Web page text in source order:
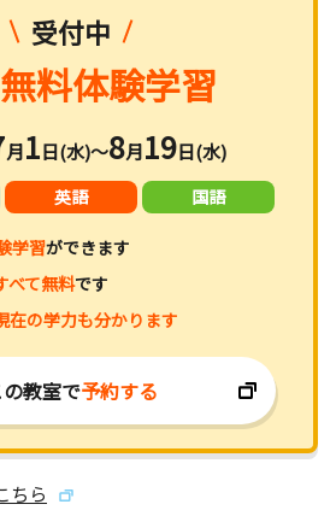
受付中
無料体験学習
月1日(水)～8月19日(水)
英語 国語
学習ができます
べて無料です
在の学力も分かります
の教室で予約する
ちら